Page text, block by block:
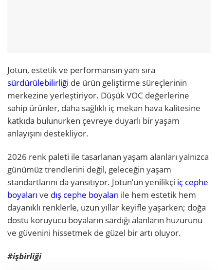
Jotun, estetik ve performansın yanı sıra
sürdürülebilirliği de ürün geliştirme süreçlerinin
merkezine yerleştiriyor. Düşük VOC değerlerine
sahip ürünler, daha sağlıklı iç mekan hava kalitesine
katkıda bulunurken çevreye duyarlı bir yaşam
anlayışını destekliyor.
2026 renk paleti ile tasarlanan yaşam alanları yalnızca
günümüz trendlerini değil, geleceğin yaşam
standartlarını da yansıtıyor. Jotun’un yenilikçi iç cephe
boyaları ve dış cephe boyaları ile hem estetik hem
dayanıklı renklerle, uzun yıllar keyifle yaşarken; doğa
dostu koruyucu boyaların sardığı alanların huzurunu
ve güvenini hissetmek de güzel bir artı oluyor.
#işbirliği